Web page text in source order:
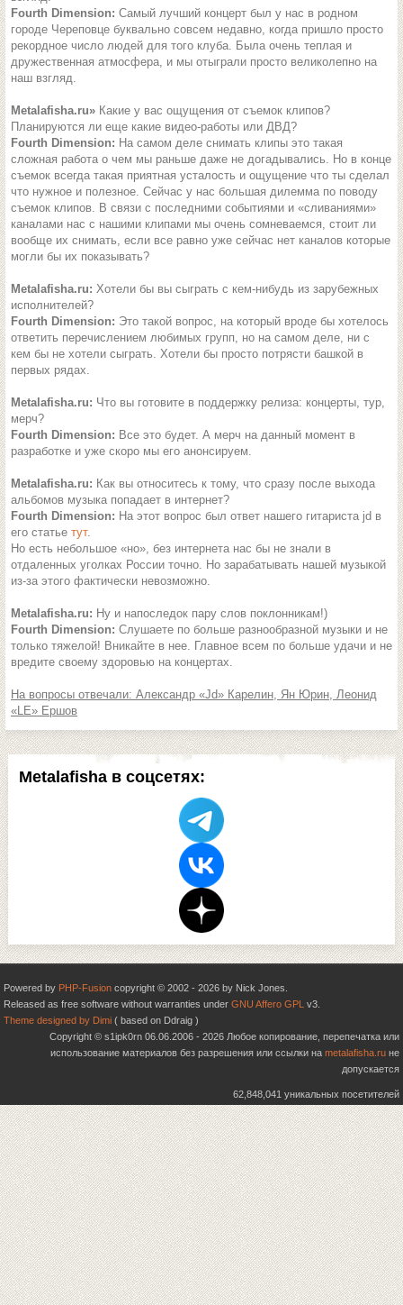
Metalafisha в соцсетях:
Fourth Dimension: Самый лучший концерт был у нас в родном
городе Череповце буквально совсем недавно, когда пришло просто
рекордное число людей для того клуба. Была очень теплая и
дружественная атмосфера, и мы отыграли просто великолепно на
наш взгляд.
Metalafisha.ru» Какие у вас ощущения от съемок клипов?
Планируются ли еще какие видео-работы или ДВД?
Fourth Dimension: На самом деле снимать клипы это такая
сложная работа о чем мы раньше даже не догадывались. Но в конце
съемок всегда такая приятная усталость и ощущение что ты сделал
что нужное и полезное. Сейчас у нас большая дилемма по поводу
съемок клипов. В связи с последними событиями и «сливаниями»
каналами нас с нашими клипами мы очень сомневаемся, стоит ли
вообще их снимать, если все равно уже сейчас нет каналов которые
могли бы их показывать?
Metalafisha.ru: Хотели бы вы сыграть с кем-нибудь из зарубежных
исполнителей?
Fourth Dimension: Это такой вопрос, на который вроде бы хотелось
ответить перечислением любимых групп, но на самом деле, ни с
кем бы не хотели сыграть. Хотели бы просто потрясти башкой в
первых рядах.
Metalafisha.ru: Что вы готовите в поддержку релиза: концерты, тур,
мерч?
Fourth Dimension: Все это будет. А мерч на данный момент в
разработке и уже скоро мы его анонсируем.
Metalafisha.ru: Как вы относитесь к тому, что сразу после выхода
альбомов музыка попадает в интернет?
Fourth Dimension: На этот вопрос был ответ нашего гитариста jd в
его статье тут.
Но есть небольшое «но», без интернета нас бы не знали в
отдаленных уголках России точно. Но зарабатывать нашей музыкой
из-за этого фактически невозможно.
Metalafisha.ru: Ну и напоследок пару слов поклонникам!)
Fourth Dimension: Слушаете по больше разнообразной музыки и не
только тяжелой! Вникайте в нее. Главное всем по больше удачи и не
вредите своему здоровью на концертах.
На вопросы отвечали: Александр «Jd» Карелин, Ян Юрин, Леонид
«LE» Ершов
Powered by PHP-Fusion copyright © 2002 - 2026 by Nick Jones.
Released as free software without warranties under GNU Affero GPL v3.
Theme designed by Dimi ( based on Ddraig )
Copyright © s1ipk0rn 06.06.2006 - 2026 Любое копирование, перепечатка или
использование материалов без разрешения или ссылки на metalafisha.ru не
допускается
62,848,041 уникальных посетителей